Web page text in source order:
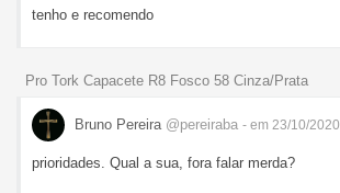
tenho e recomendo
Pro Tork Capacete R8 Fosco 58 Cinza/Prata
Bruno Pereira @pereiraba - em 23/10/2020
prioridades. Qual a sua, fora falar merda?